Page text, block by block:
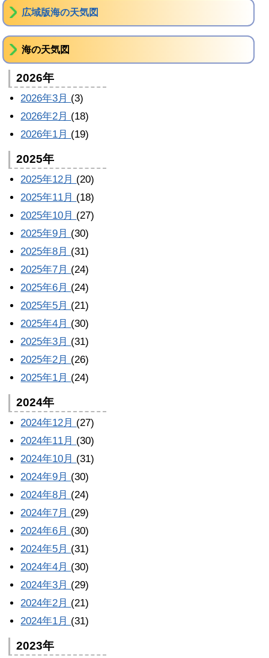
広域版海の天気図
海の天気図
2026年
2026年3月 (3)
2026年2月 (18)
2026年1月 (19)
2025年
2025年12月 (20)
2025年11月 (18)
2025年10月 (27)
2025年9月 (30)
2025年8月 (31)
2025年7月 (24)
2025年6月 (24)
2025年5月 (21)
2025年4月 (30)
2025年3月 (31)
2025年2月 (26)
2025年1月 (24)
2024年
2024年12月 (27)
2024年11月 (30)
2024年10月 (31)
2024年9月 (30)
2024年8月 (24)
2024年7月 (29)
2024年6月 (30)
2024年5月 (31)
2024年4月 (30)
2024年3月 (29)
2024年2月 (21)
2024年1月 (31)
2023年